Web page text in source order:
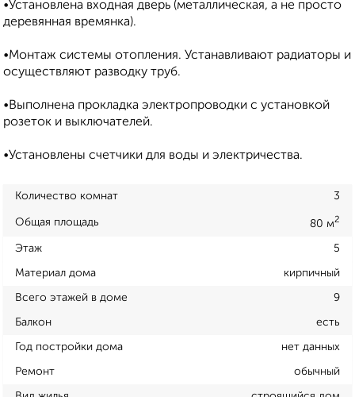
•Установлена входная дверь (металлическая, а не просто
деревянная времянка).
•Монтаж системы отопления. Устанавливают радиаторы и
осуществляют разводку труб.
•Выполнена прокладка электропроводки с установкой
розеток и выключателей.
•Установлены счетчики для воды и электричества.
Количество комнат 3
Общая площадь 80 м2
Этаж 5
Материал дома кирпичный
Всего этажей в доме 9
Балкон есть
Год постройки дома нет данных
Ремонт обычный